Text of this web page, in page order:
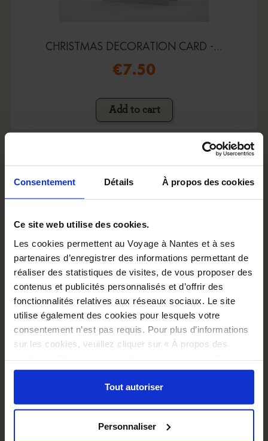
Consentement Détails À propos des cookies
Ce site web utilise des cookies.
Les cookies permettent au Voyage à Nantes et à ses
partenaires d’enregistrer des informations permettant de
réaliser des statistiques de visites, de vous proposer des
contenus et publicités personnalisés et d’offrir des
fonctionnalités relatives aux réseaux sociaux. Le site
utilise également des cookies pour lesquels votre
consentement n’est pas requis. Pour plus d’informations
sur les cookies, veuillez cliquer sur « À propos des
sélectionner les cookies selon les finalités via l'onglet
« Détails ». À tout moment, vous pouvez modifier votre
choix en cliquant sur le lien « Cookies » en bas des
Tout autoriser
Personnaliser
CHRISTMAS DECORATION CARD -...
€7.50
Add to cart
€9.00
Add to cart